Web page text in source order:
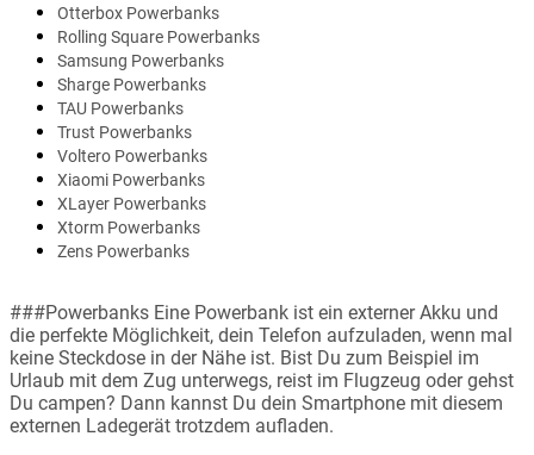
Otterbox Powerbanks
Rolling Square Powerbanks
Samsung Powerbanks
Sharge Powerbanks
TAU Powerbanks
Trust Powerbanks
Voltero Powerbanks
Xiaomi Powerbanks
XLayer Powerbanks
Xtorm Powerbanks
Zens Powerbanks
###Powerbanks Eine Powerbank ist ein externer Akku und
die perfekte Möglichkeit, dein Telefon aufzuladen, wenn mal
keine Steckdose in der Nähe ist. Bist Du zum Beispiel im
Urlaub mit dem Zug unterwegs, reist im Flugzeug oder gehst
Du campen? Dann kannst Du dein Smartphone mit diesem
externen Ladegerät trotzdem aufladen.